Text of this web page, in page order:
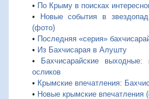
• По Крыму в поисках
•
Новые события в
(фото)
• Последняя «серия»
• Из Бахчисарая в Алушту
•
Бахчисарайские
осликов
• Крымские впечатления:
• Новые крымские впечатления